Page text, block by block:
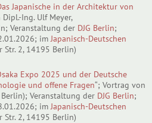
Japanische in der Architektur von
Ing. Ulf Meyer,
Veranstaltung der DJG Berlin;
imJapanisch-Deutschen
Str. 2, 14195 Berlin)
Expo 2025 und der Deutsche
und offene Fragen“; Vortrag von
Veranstaltung der DJG Berlin;
imJapanisch-Deutschen
Str. 2, 14195 Berlin)